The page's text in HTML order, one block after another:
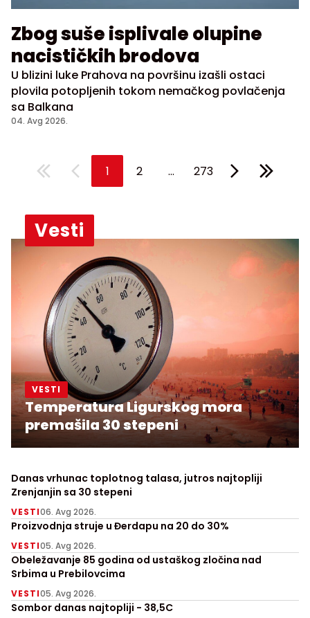
Zbog suše isplivale olupine
nacističkih brodova
U blizini luke Prahova na površinu izašli ostaci
plovila potopljenih tokom nemačkog povlačenja
sa Balkana
04. Avg 2026.
1 2 ... 273
Vesti
VESTI
Temperatura Ligurskog mora
premašila 30 stepeni
Danas vrhunac toplotnog talasa, jutros najtopliji
Zrenjanjin sa 30 stepeni
VESTI06. Avg 2026.
Proizvodnja struje u Đerdapu na 20 do 30%
VESTI05. Avg 2026.
Obeležavanje 85 godina od ustaškog zločina nad
Srbima u Prebilovcima
VESTI05. Avg 2026.
Sombor danas najtopliji - 38,5C